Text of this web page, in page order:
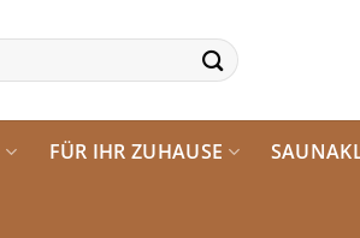
FÜR IHR ZUHAUSE